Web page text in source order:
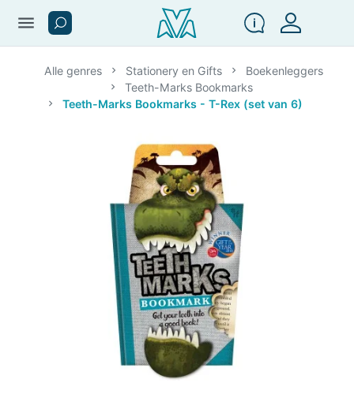
menu
Alle genres Stationery en Gifts
Boekenleggers
Teeth-Marks Bookmarks
Teeth-Marks Bookmarks - T-Rex (set van 6)